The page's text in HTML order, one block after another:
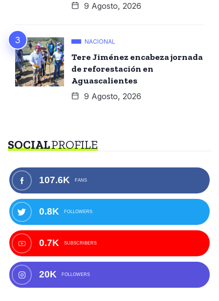
9 Agosto, 2026
NACIONAL
Tere Jiménez encabeza jornada
de reforestación en
Aguascalientes
9 Agosto, 2026
SOCIALPROFILE
107.6K FANS
0.8K FOLLOWERS
0.7K SUBSCRIBERS
20K FOLLOWERS